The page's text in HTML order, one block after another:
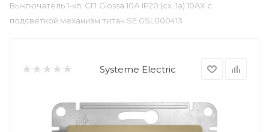
Выключатель 1-кл. СП Glossa 10А IP20 (сх. 1а) 10AX с
подсветкой механизм титан SE GSL000413
Systeme Electric